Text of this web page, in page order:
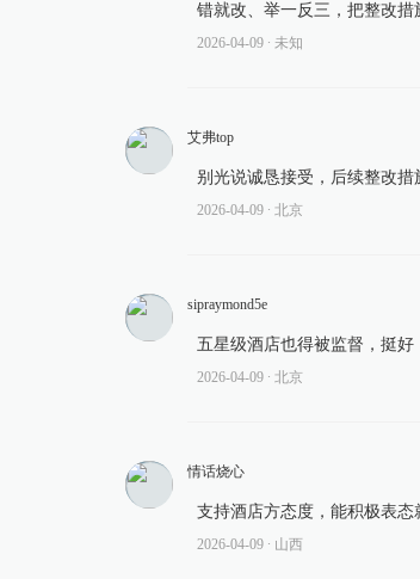
错就改、举一反三，把整改措
2026-04-09 ∙ 未知
艾弗top
别光说诚恳接受，后续整改措
2026-04-09 ∙ 北京
sipraymond5e
五星级酒店也得被监督，挺好
2026-04-09 ∙ 北京
情话烧心
支持酒店方态度，能积极表态
2026-04-09 ∙ 山西